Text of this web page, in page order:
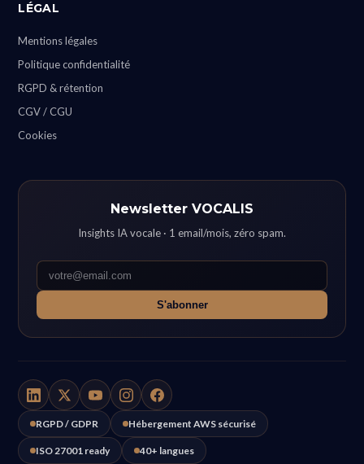
LÉGAL
Mentions légales
Politique confidentialité
RGPD & rétention
CGV / CGU
Cookies
Newsletter VOCALIS
Insights IA vocale · 1 email/mois, zéro spam.
S'abonner
RGPD / GDPR Hébergement AWS sécurisé
ISO 27001 ready 40+ langues